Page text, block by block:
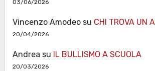
03/06/2026
Vincenzo Amodeosu CHI TROVA UN
20/04/2026
Andrea su IL BULLISMO A SCUOLA
20/03/2026